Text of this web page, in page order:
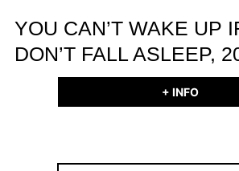
YOU CAN’T WAKE UP
DON’T FALL ASLEEP,
+ INFO